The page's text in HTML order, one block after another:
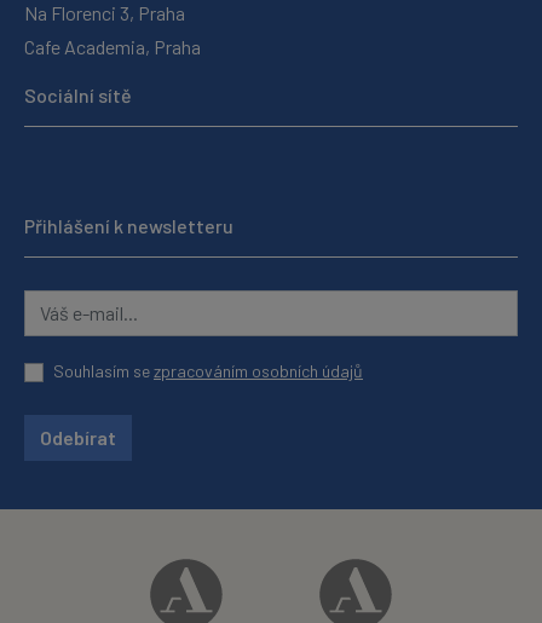
Na Florenci 3, Praha
Cafe Academia, Praha
Sociální sítě
Přihlášení k newsletteru
Souhlasím sezpracováním osobních údajů
Odebírat